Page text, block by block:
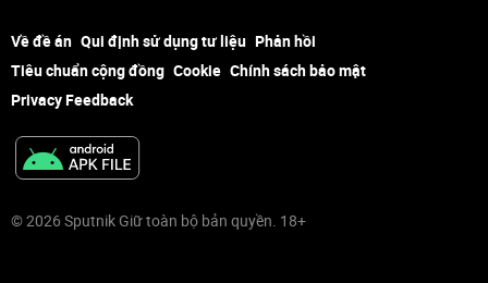
Về đề án Qui định sử dụng tư liệu Phản hồi
Tiêu chuẩn cộng đồng Cookie Chính sách bảo mật
Privacy Feedback
© 2026 Sputnik Giữ toàn bộ bản quyền. 18+